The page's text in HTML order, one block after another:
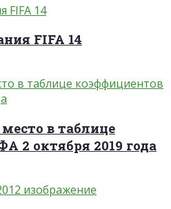
FIFA 14
в таблице
2 октября 2019 года